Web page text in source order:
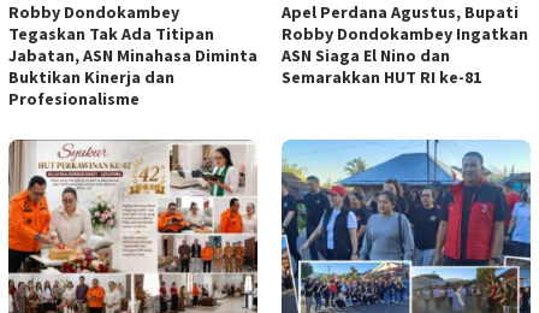
Robby Dondokambey
Tegaskan Tak Ada Titipan
Jabatan, ASN Minahasa Diminta
Buktikan Kinerja dan
Profesionalisme
Apel Perdana Agustus, Bupati
Robby Dondokambey Ingatkan
ASN Siaga El Nino dan
Semarakkan HUT RI ke-81